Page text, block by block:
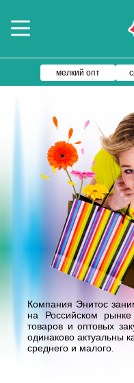
мелкий опт
Компания Энитос
на Российском
товаров и оптовых
одинаково актуальны
среднего и малого.